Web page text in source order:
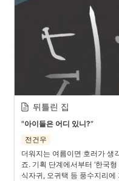
뒤틀린 집
"아이들은 어디 있니?”
전건우
더워지는 여름이면 호러가 생
죠. 기획 단계에서부터 ‘한국
식자귀, 오귀택 등 풍수지리